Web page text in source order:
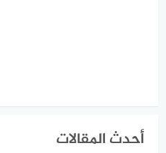
أحدث المقالات